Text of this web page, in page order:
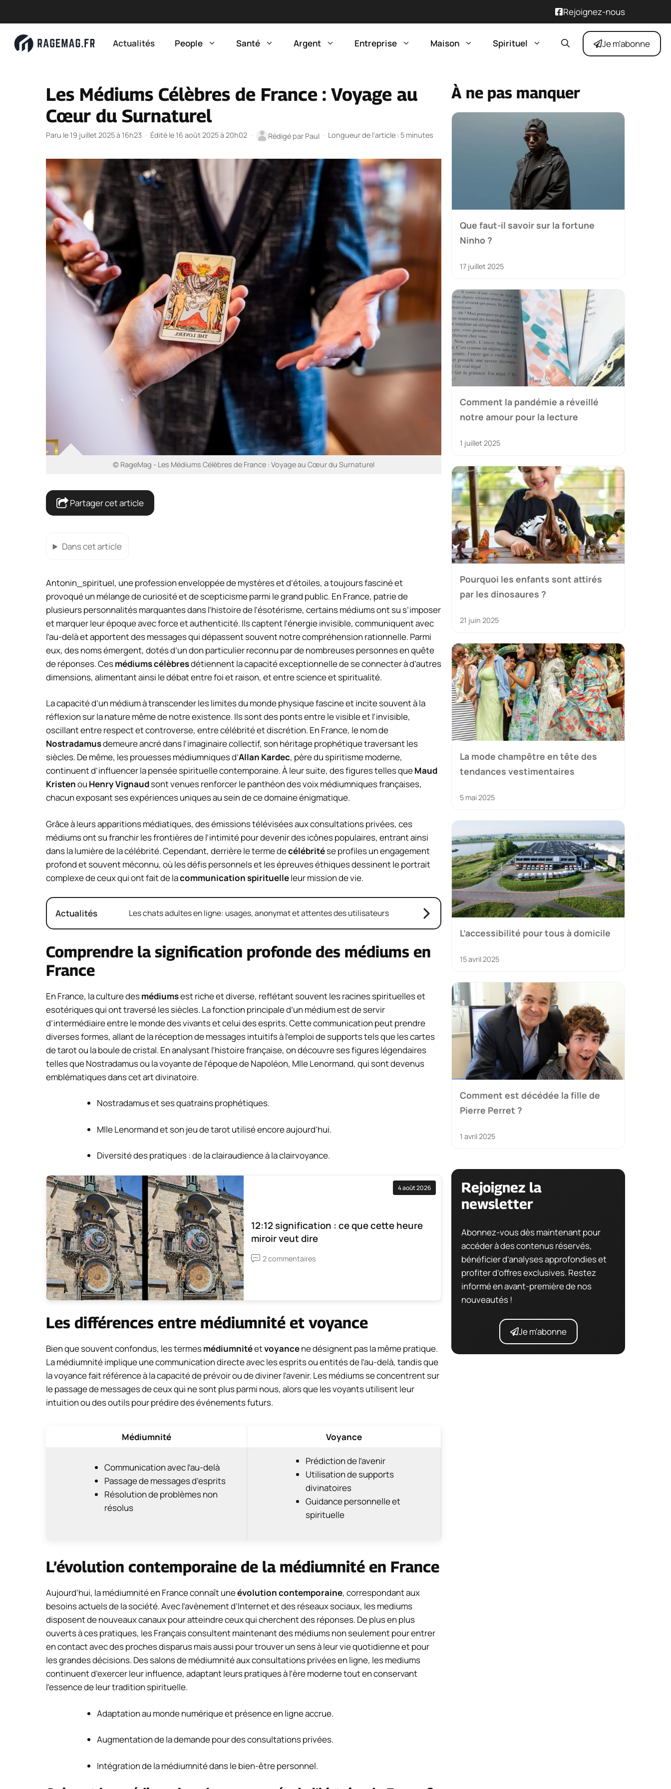
Rejoignez-nous
Actualités People Santé Argent Entreprise Maison Spirituel Je m'abonne
Les Médiums Célèbres de France : Voyage au
Cœur du Surnaturel
Paru le 19 juillet 2025 à 16h23 · Édité le 16 août 2025 à 20h02 · Rédigé par Paul · Longueur de l’article : 5 minutes
© RageMag - Les Médiums Célèbres de France : Voyage au Cœur du Surnaturel
Partager cet article
Dans cet article
Antonin_spirituel, une profession enveloppée de mystères et d’étoiles, a toujours fasciné et
provoqué un mélange de curiosité et de scepticisme parmi le grand public. En France, patrie de
plusieurs personnalités marquantes dans l’histoire de l’ésotérisme, certains médiums ont su s’imposer
et marquer leur époque avec force et authenticité. Ils captent l’énergie invisible, communiquent avec
l’au-delà et apportent des messages qui dépassent souvent notre compréhension rationnelle. Parmi
eux, des noms émergent, dotés d’un don particulier reconnu par de nombreuses personnes en quête
de réponses. Cesmédiums célèbresdétiennent la capacité exceptionnelle de se connecter à d’autres
dimensions, alimentant ainsi le débat entre foi et raison, et entre science et spiritualité.
La capacité d’un médium à transcender les limites du monde physique fascine et incite souvent à la
réflexion sur la nature même de notre existence. Ils sont des ponts entre le visible et l’invisible,
oscillant entre respect et controverse, entre célébrité et discrétion. En France, le nom de
Nostradamusdemeure ancré dans l’imaginaire collectif, son héritage prophétique traversant les
siècles. De même, les prouesses médiumniques d’Allan Kardec, père du spiritisme moderne,
continuent d’influencer la pensée spirituelle contemporaine. À leur suite, des figures telles queMaud
Kristenou Henry Vignaudsont venues renforcer le panthéon des voix médiumniques françaises,
chacun exposant ses expériences uniques au sein de ce domaine énigmatique.
Grâce à leurs apparitions médiatiques, des émissions télévisées aux consultations privées, ces
médiums ont su franchir les frontières de l’intimité pour devenir des icônes populaires, entrant ainsi
dans la lumière de la célébrité. Cependant, derrière le terme decélébritése profiles un engagement
profond et souvent méconnu, où les défis personnels et les épreuves éthiques dessinent le portrait
complexe de ceux qui ont fait de lacommunication spirituelleleur mission de vie.
Actualités Les chats adultes en ligne: usages, anonymat et attentes des utilisateurs
Comprendre la signification profonde des médiums en
France
En France, la culture desmédiumsest riche et diverse, reflétant souvent les racines spirituelles et
esotériques qui ont traversé les siècles. La fonction principale d’un médium est de servir
d’intermédiaire entre le monde des vivants et celui des esprits. Cette communication peut prendre
diverses formes, allant de la réception de messages intuitifs à l’emploi de supports tels que les cartes
de tarot ou la boule de cristal. En analysant l’histoire française, on découvre ses figures légendaires
telles que Nostradamus ou la voyante de l’époque de Napoléon, Mlle Lenormand, qui sont devenus
emblématiques dans cet art divinatoire.
Nostradamus et ses quatrains prophétiques.
Mlle Lenormand et son jeu de tarot utilisé encore aujourd’hui.
Diversité des pratiques : de la clairaudience à la clairvoyance.
4 août 2026
12:12 signification : ce que cette heure
miroir veut dire
2 commentaires
Les différences entre médiumnité et voyance
Bien que souvent confondus, les termesmédiumnitéetvoyancene désignent pas la même pratique.
La médiumnité implique une communication directe avec les esprits ou entités de l’au-delà, tandis que
la voyance fait référence à la capacité de prévoir ou de diviner l’avenir. Les médiums se concentrent sur
le passage de messages de ceux qui ne sont plus parmi nous, alors que les voyants utilisent leur
intuition ou des outils pour prédire des événements futurs.
Médiumnité Voyance
Communication avec l’au-delà
Passage de messages d’esprits
Résolution de problèmes non
résolus
Prédiction de l’avenir
Utilisation de supports
divinatoires
Guidance personnelle et
spirituelle
L’évolution contemporaine de la médiumnité en France
Aujourd’hui, la médiumnité en France connaît uneévolution contemporaine, correspondant aux
besoins actuels de la société. Avec l’avènement d’Internet et des réseaux sociaux, les mediums
disposent de nouveaux canaux pour atteindre ceux qui cherchent des réponses. De plus en plus
ouverts à ces pratiques, les Français consultent maintenant des médiums non seulement pour entrer
en contact avec des proches disparus mais aussi pour trouver un sens à leur vie quotidienne et pour
les grandes décisions. Des salons de médiumnité aux consultations privées en ligne, les mediums
continuent d’exercer leur influence, adaptant leurs pratiques à l’ère moderne tout en conservant
l’essence de leur tradition spirituelle.
Adaptation au monde numérique et présence en ligne accrue.
Augmentation de la demande pour des consultations privées.
Intégration de la médiumnité dans le bien-être personnel.
À ne pas manquer
Que faut-il savoir sur la fortune
Ninho ?
17 juillet 2025
Comment la pandémie a réveillé
notre amour pour la lecture
1 juillet 2025
Pourquoi les enfants sont attirés
par les dinosaures ?
21 juin 2025
La mode champêtre en tête des
tendances vestimentaires
5 mai 2025
L’accessibilité pour tous à domicile
15 avril 2025
Comment est décédée la fille de
Pierre Perret ?
1 avril 2025
Rejoignez la
newsletter
Abonnez-vous dès maintenant pour
accéder à des contenus réservés,
bénéficier d’analyses approfondies et
profiter d’offres exclusives. Restez
informé en avant-première de nos
nouveautés !
Je m'abonne